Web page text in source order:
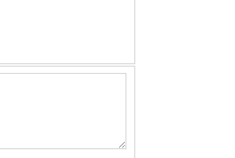
、調査結果として